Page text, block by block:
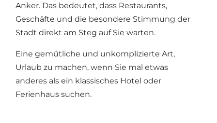
Anker. Das bedeutet, dass Restaurants,
Geschäfte und die besondere Stimmung der
Stadt direkt am Steg auf Sie warten.
Eine gemütliche und unkomplizierte Art,
Urlaub zu machen, wenn Sie mal etwas
anderes als ein klassisches Hotel oder
Ferienhaus suchen.